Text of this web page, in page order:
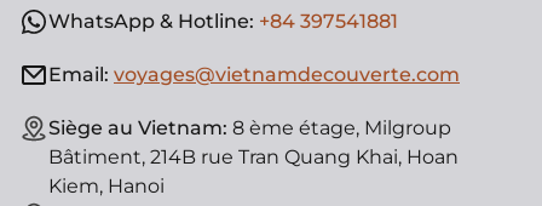
WhatsApp & Hotline: +84 397541881
Email: voyages@vietnamdecouverte.com
Siège au Vietnam: 8 ème étage, Milgroup
Bâtiment, 214B rue Tran Quang Khai, Hoan
Kiem, Hanoi